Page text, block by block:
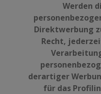
Werden
Direktwerbung
Recht,
derartiger
für das